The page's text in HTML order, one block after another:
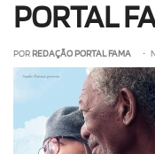
PORTAL
POR REDAÇÃO PORTAL FAMA •